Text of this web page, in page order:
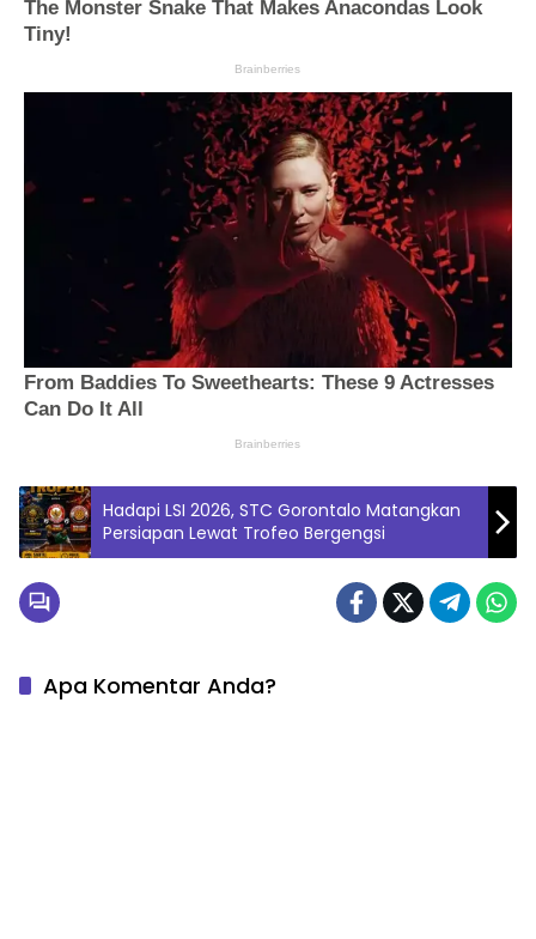
Hadapi LSI 2026, STC Gorontalo Matangkan
Persiapan Lewat Trofeo Bergengsi
Apa Komentar Anda?